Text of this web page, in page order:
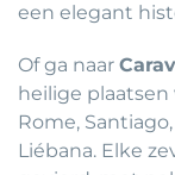
een elegant
Of ga naar
heilige
Rome,
Liébana. Elke